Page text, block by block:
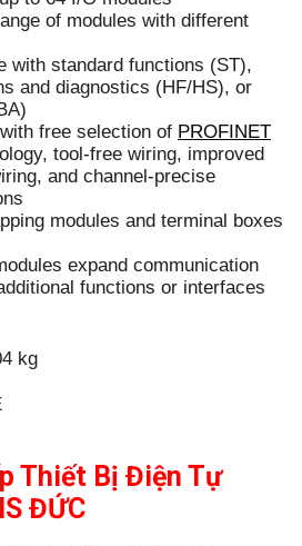
of modules with different
with standard functions (ST),
and diagnostics (HF/HS), or
free selection of PROFINET
tool-free wiring, improved
and channel-precise
modules and terminal boxes
expand communication
functions or interfaces
kg
Thiết Bị Điện Tự
ĐỨC